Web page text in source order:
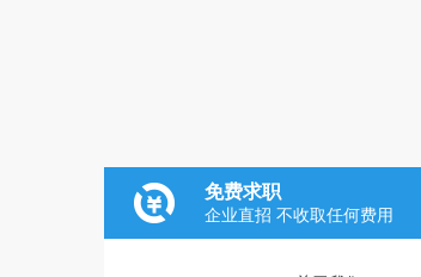
免费求职
企业直招 不收取任何费用